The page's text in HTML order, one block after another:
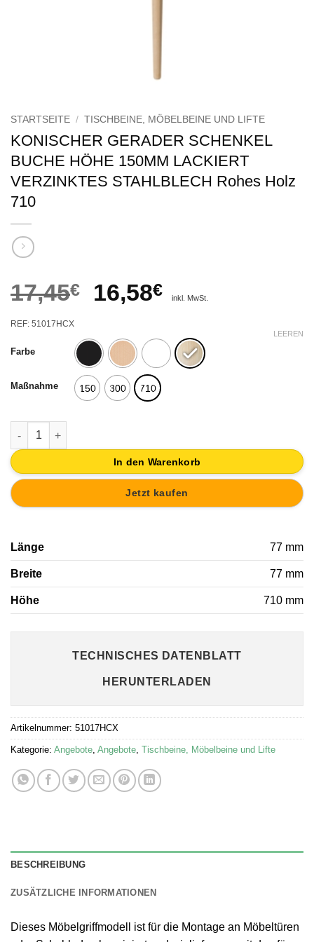
STARTSEITE / TISCHBEINE, MÖBELBEINE UND LIFTE
KONISCHER GERADER SCHENKEL
BUCHE HÖHE 150MM LACKIERT
VERZINKTES STAHLBLECH Rohes Holz
710
17,45€
Ursprünglicher
war:
17,45€
16,58€Aktueller
ist:
16,58€.
inkl. MwSt.
REF: 51017HCX
Farbe
Maßnahme 150 300 710
LEEREN
KONISCHER GERADER SCHENKEL BUCHE HÖHE 150MM
In den Warenkorb
Jetzt kaufen
Länge 77 mm
Breite 77 mm
Höhe 710 mm
TECHNISCHES DATENBLATT
HERUNTERLADEN
Artikelnummer: 51017HCX
Kategorie: Angebote Angebote Tischbeine, Möbelbeine und Lifte
BESCHREIBUNG
ZUSÄTZLICHE INFORMATIONEN
Dieses Möbelgriffmodell ist für die Montage an Möbeltüren